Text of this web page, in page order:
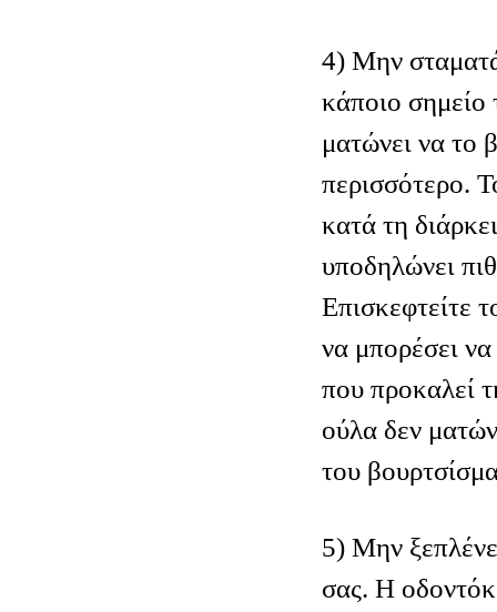
4) Μην
κάποιο σημείο
ματώνει να το
περισσότερο.
κατά τη
υποδηλώνει
Επισκεφτείτε
να μπορέσει
που προκαλεί
ούλα δεν
του
5) Μην
σας. Η